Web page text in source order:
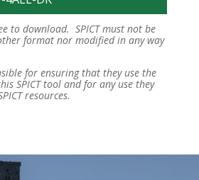
to download. SPICT must not be
format nor modified in any way
for ensuring that they use the
SPICT tool and for any use they
resources.